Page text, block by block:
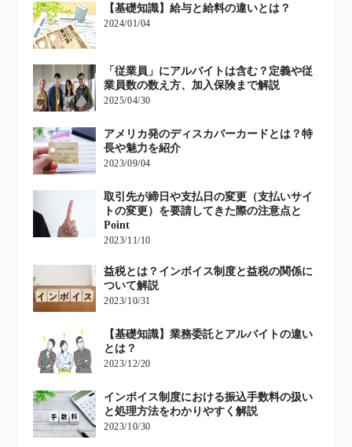
【基礎知識】給与と給料の違いとは？
2024/01/04
「従業員」にアルバイトは含む？定義や従
業員数の数え方、加入保険まで解説
2025/04/30
アメリカ発のディスカバーカードとは？特
長や魅力を紹介
2023/09/04
取引先が締日や支払日の変更（支払いサイ
トの変更）を要請してきた際の注意点と
Point
2023/11/10
益税とは？インボイス制度と益税の関係に
ついて解説
2023/10/31
【基礎知識】業務委託とアルバイトの違い
とは？
2023/12/20
インボイス制度における振込手数料の扱い
と処理方法をわかりやすく解説
2023/10/30